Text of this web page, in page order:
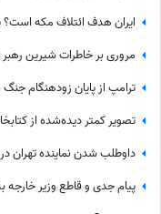
ایران هدف ائتلاف مکه است؟
ترامپ از پایان زودهنگام جنگ
داوطلب شدن نماینده تهران
پیام جدی و قاطع وزیر